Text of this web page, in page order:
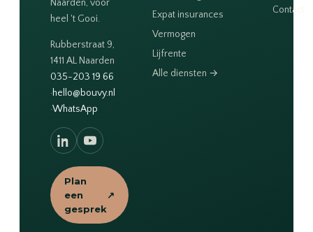
Naarden, voor
heel 't Gooi.
Rubberstraat 9,
1411 AL Naarden
035-203 19 66
·hello@bouvy.nl
·WhatsApp
Plan
een
gesprek
↗
Expat insurances
Vermogen
Lijfrente
Alle diensten →
Contact